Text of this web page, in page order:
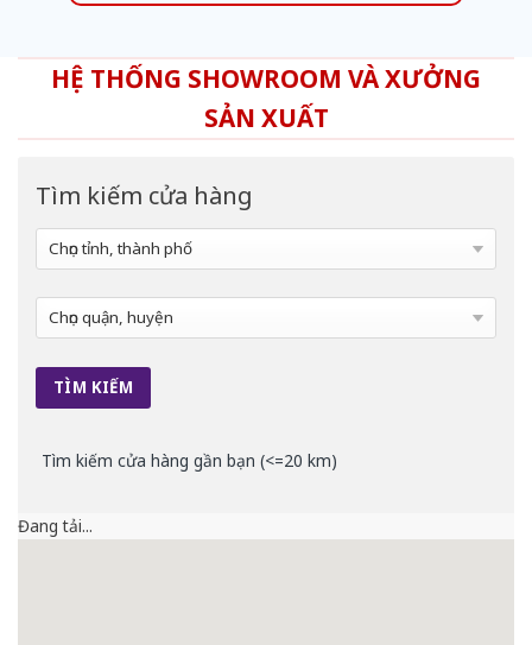
HỆ THỐNG SHOWROOM VÀ XƯỞNG
SẢN XUẤT
Tìm kiếm cửa hàng
Tìm kiếm cửa hàng gần bạn (<=20 km)
Đang tải...